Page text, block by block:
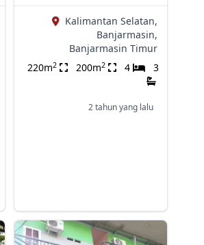
Kalimantan Selatan,
Banjarmasin,
Banjarmasin Timur
220m2 200m2 4 3
2 tahun yang lalu